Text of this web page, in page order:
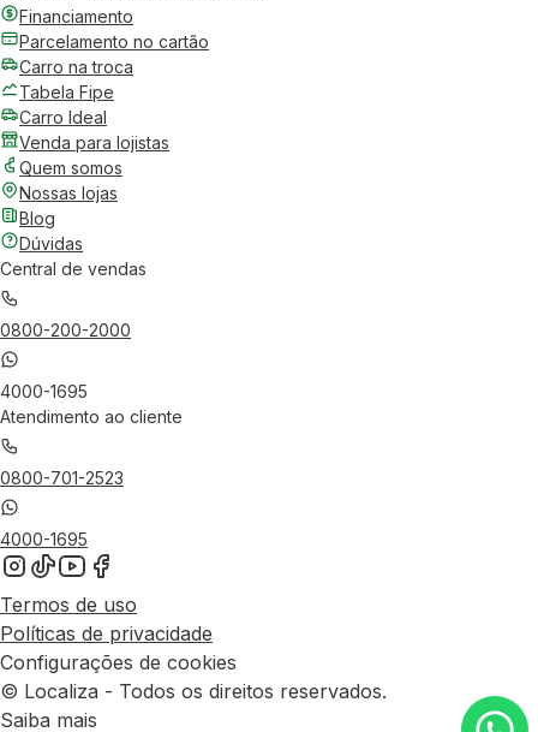
Financiamento
Parcelamento no cartão
Carro na troca
Tabela Fipe
Carro Ideal
Venda para lojistas
Quem somos
Nossas lojas
Blog
Dúvidas
Central de vendas
0800-200-2000
4000-1695
Atendimento ao cliente
0800-701-2523
4000-1695
Termos de uso
Políticas de privacidade
Configurações de cookies
© Localiza - Todos os direitos reservados.
Saiba mais